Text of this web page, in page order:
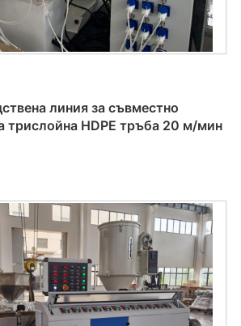
линия за съвместно
трислойна HDPE тръба 20 м/мин